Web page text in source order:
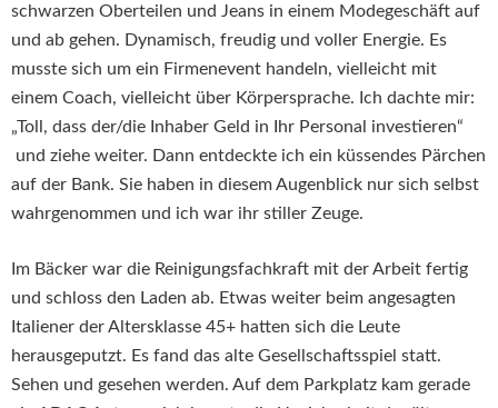
schwarzen Oberteilen und Jeans in einem Modegeschäft auf
und ab gehen. Dynamisch, freudig und voller Energie. Es
musste sich um ein Firmenevent handeln, vielleicht mit
einem Coach, vielleicht über Körpersprache. Ich dachte mir:
„Toll, dass der/die Inhaber Geld in Ihr Personal investieren“
und ziehe weiter. Dann entdeckte ich ein küssendes Pärchen
auf der Bank. Sie haben in diesem Augenblick nur sich selbst
wahrgenommen und ich war ihr stiller Zeuge.
Im Bäcker war die Reinigungsfachkraft mit der Arbeit fertig
und schloss den Laden ab. Etwas weiter beim angesagten
Italiener der Altersklasse 45+ hatten sich die Leute
herausgeputzt. Es fand das alte Gesellschaftsspiel statt.
Sehen und gesehen werden. Auf dem Parkplatz kam gerade